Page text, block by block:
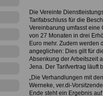
Die Vereinte
Tarifabschluss für die
Vereinbarung umfasst eine
von 27 Monaten in drei
Euro mehr. Zudem werden
angeglichen: Dies gilt für
Absenkung der Arbeitszeit
Jena. Der Tarifvertrag läuft
„Die Verhandlungen mit
Werneke, ver.di-
Ende steht ein Ergebnis